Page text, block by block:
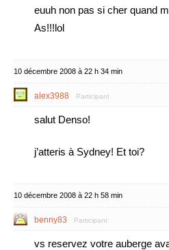
euuh non pas si cher quand
As!!!lol
10 décembre 2008 à 22 h 34 min
alex3988 Participant
salut Denso!
j’atteris à Sydney! Et toi?
10 décembre 2008 à 22 h 58 min
benny83 Participant
vs reservez votre auberge